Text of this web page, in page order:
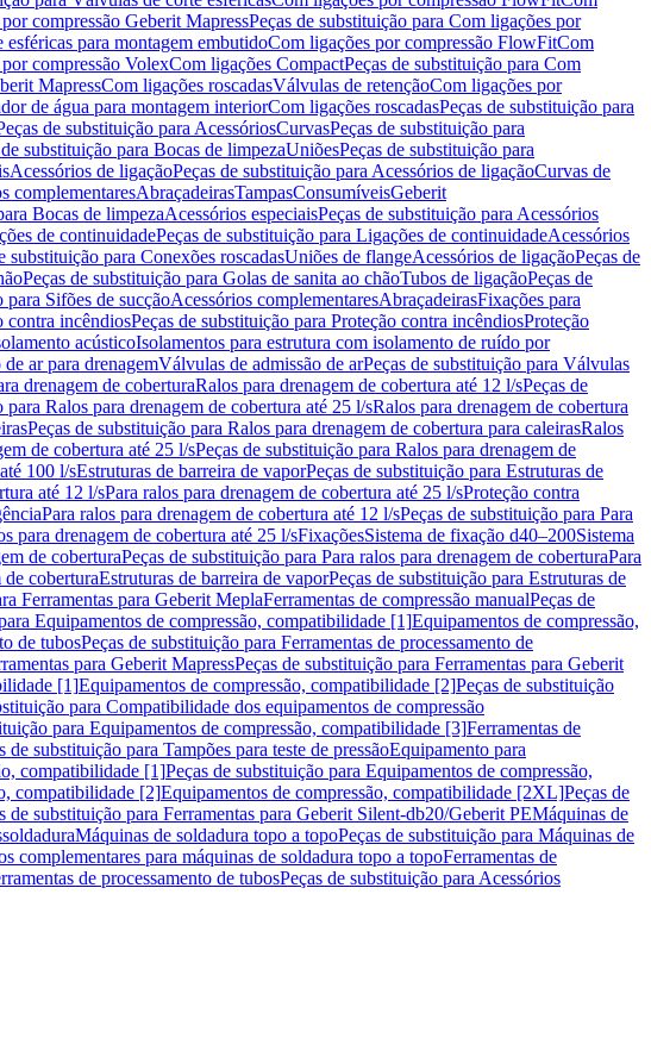
compressão Geberit MapressPeças de substituição para Com ligações por
para montagem embutidoCom ligações por compressão FlowFitCom
compressão VolexCom ligações CompactPeças de substituição para Com
MapressCom ligações roscadasVálvulas de retençãoCom ligações por
de água para montagem interiorCom ligações roscadasPeças de substituição para
de substituição para AcessóriosCurvasPeças de substituição para
substituição para Bocas de limpezaUniõesPeças de substituição para
Acessórios de ligaçãoPeças de substituição para Acessórios de ligaçãoCurvas de
complementaresAbraçadeirasTampasConsumíveisGeberit
Bocas de limpezaAcessórios especiaisPeças de substituição para Acessórios
de continuidadePeças de substituição para Ligações de continuidadeAcessórios
substituição para Conexões roscadasUniões de flangeAcessórios de ligaçãoPeças de
Peças de substituição para Golas de sanita ao chãoTubos de ligaçãoPeças de
para Sifões de sucçãoAcessórios complementaresAbraçadeirasFixações para
contra incêndiosPeças de substituição para Proteção contra incêndiosProteção
acústicoIsolamentos para estrutura com isolamento de ruído por
ar para drenagemVálvulas de admissão de arPeças de substituição para Válvulas
drenagem de coberturaRalos para drenagem de cobertura até 12 l/sPeças de
para Ralos para drenagem de cobertura até 25 l/sRalos para drenagem de cobertura
Peças de substituição para Ralos para drenagem de cobertura para caleirasRalos
de cobertura até 25 l/sPeças de substituição para Ralos para drenagem de
100 l/sEstruturas de barreira de vaporPeças de substituição para Estruturas de
até 12 l/sPara ralos para drenagem de cobertura até 25 l/sProteção contra
Para ralos para drenagem de cobertura até 12 l/sPeças de substituição para Para
para drenagem de cobertura até 25 l/sFixaçõesSistema de fixação d40–200Sistema
de coberturaPeças de substituição para Para ralos para drenagem de coberturaPara
de coberturaEstruturas de barreira de vaporPeças de substituição para Estruturas de
Ferramentas para Geberit MeplaFerramentas de compressão manualPeças de
Equipamentos de compressão, compatibilidade [1]Equipamentos de compressão,
de tubosPeças de substituição para Ferramentas de processamento de
para Geberit MapressPeças de substituição para Ferramentas para Geberit
[1]Equipamentos de compressão, compatibilidade [2]Peças de substituição
para Compatibilidade dos equipamentos de compressão
para Equipamentos de compressão, compatibilidade [3]Ferramentas de
de substituição para Tampões para teste de pressãoEquipamento para
compatibilidade [1]Peças de substituição para Equipamentos de compressão,
compatibilidade [2]Equipamentos de compressão, compatibilidade [2XL]Peças de
de substituição para Ferramentas para Geberit Silent-db20/Geberit PEMáquinas de
Máquinas de soldadura topo a topoPeças de substituição para Máquinas de
complementares para máquinas de soldadura topo a topoFerramentas de
de processamento de tubosPeças de substituição para Acessórios